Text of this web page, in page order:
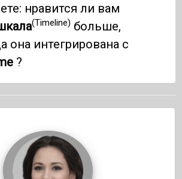
нравится ли вам
(Timeline) больше,
она интегрирована с
?